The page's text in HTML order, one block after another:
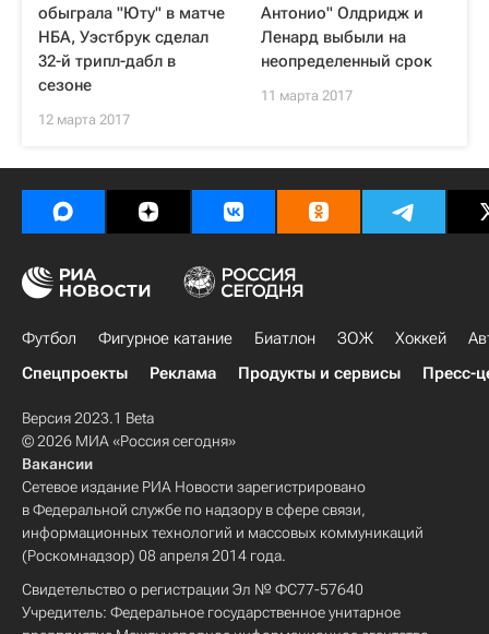
обыграла "Юту" в матче
НБА, Уэстбрук сделал
32-й трипл-дабл в
сезоне
12 марта 2017
Антонио" Олдридж и
Ленард выбыли на
неопределенный срок
11 марта 2017
Футбол Фигурное катание Биатлон ЗОЖ Хоккей
Спецпроекты
Реклама Продукты и сервисы Пресс-
Версия 2023.1 Beta
© 2026 МИА «Россия сегодня»
Вакансии
Сетевое издание РИА Новости зарегистрировано
в Федеральной службе по надзору в сфере связи,
информационных технологий и массовых коммуникаций
(Роскомнадзор) 08 апреля 2014 года.
Свидетельство о регистрации Эл № ФС77-57640
Учредитель: Федеральное государственное унитарное